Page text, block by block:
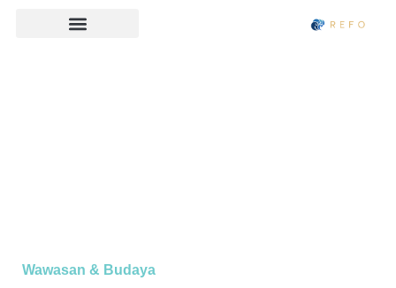
Wawasan & Budaya